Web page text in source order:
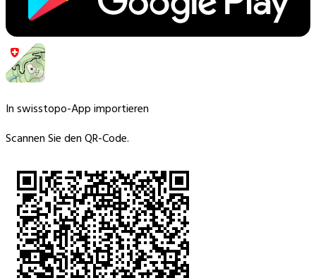
In swisstopo-App importieren
Scannen Sie den QR-Code.